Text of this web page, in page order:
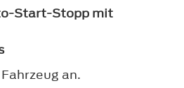
Start-Stopp mit
an.